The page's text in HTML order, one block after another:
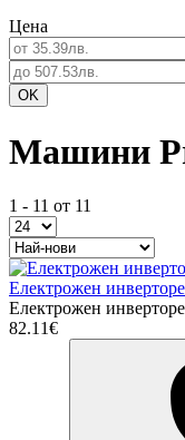
Цена
Машини
1 - 11 от 11
Електрожен
Електрожен
82.11€